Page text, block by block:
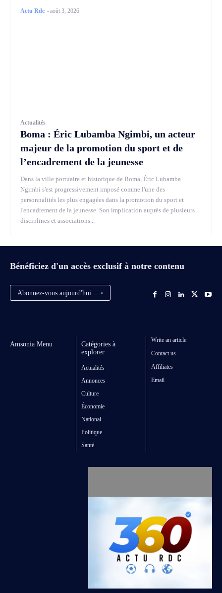
Actu Rdc -août 3, 2026
Actualités
Boma : Éric Lubamba Ngimbi, un acteur
majeur de la promotion du sport et de
l’encadrement de la jeunesse
Dans la ville portuaire et historique de Boma, Éric Lubamba
Ngimbi s'est progressivement imposé comme l'une des
personnalités les plus engagées dans la promotion du sport et
l'encadrement de la jeunesse. Son implication auprès de plusieurs
disciplines et associations...
Bénéficiez d'un accès exclusif à notre contenu
Abonnez-vous aujourd'hui ⟶
Amsonia Menu
Catégories à
explorer
Actualités
Annonces
Culture
Économie
National
Politique
Santé
Write an article
Contact us
Affiliates
Email